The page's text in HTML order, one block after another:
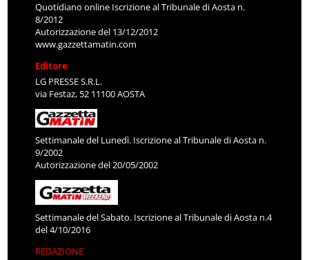
Quotidiano online Iscrizione al Tribunale di Aosta n.
8/2012
Autorizzazione del 13/12/2012
www.gazzettamatin.com
Editore
LG PRESSE S.R.L.
via Festaz, 52 11100 AOSTA
Settimanale del Lunedì. Iscrizione al Tribunale di Aosta n.
9/2002
Autorizzazione del 20/05/2002
Settimanale del Sabato. Iscrizione al Tribunale di Aosta n.4
del 4/10/2016
REDAZIONE